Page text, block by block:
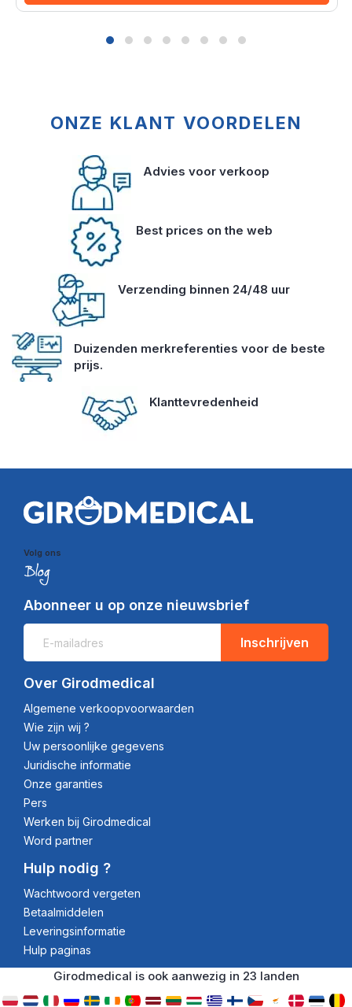
ONZE KLANT VOORDELEN
Advies voor verkoop
Best prices on the web
Verzending binnen 24/48 uur
Duizenden merkreferenties voor de beste
prijs.
Klanttevredenheid
Volg ons
Abonneer u op onze nieuwsbrief
Inschrijven
Over Girodmedical
Algemene verkoopvoorwaarden
Wie zijn wij ?
Uw persoonlijke gegevens
Juridische informatie
Onze garanties
Pers
Werken bij Girodmedical
Word partner
Hulp nodig ?
Wachtwoord vergeten
Betaalmiddelen
Leveringsinformatie
Hulp paginas
Girodmedical is ook aanwezig in 23 landen